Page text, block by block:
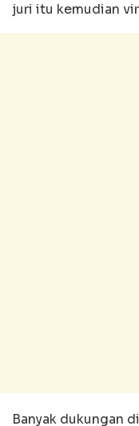
juri itu kemudian
Banyak dukungan